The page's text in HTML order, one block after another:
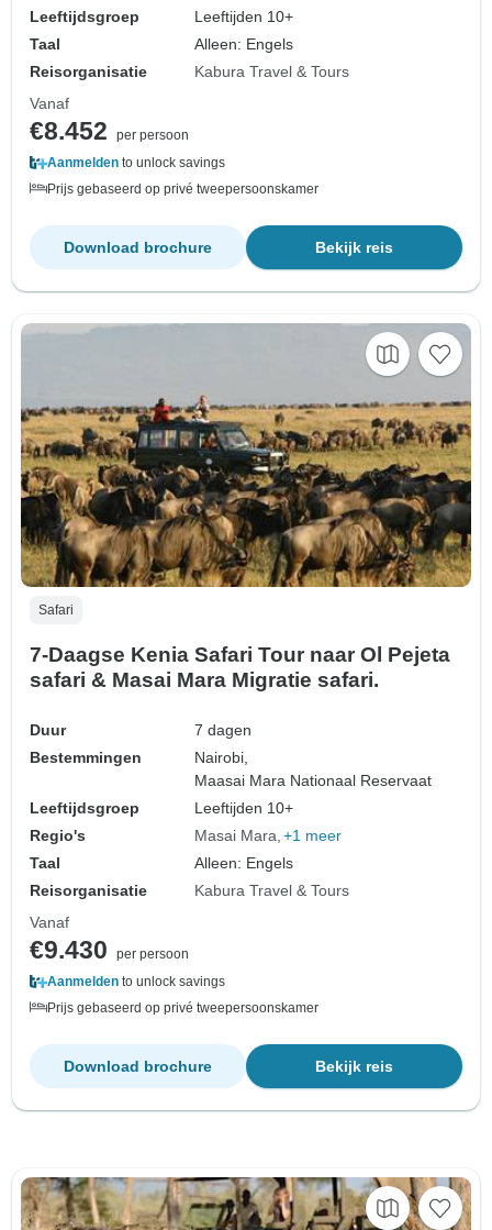
Leeftijdsgroep
Leeftijden 10+
Taal
Alleen: Engels
Reisorganisatie
Kabura Travel & Tours
Vanaf
€8.452
per persoon
Aanmelden to unlock savings
Prijs gebaseerd op privé tweepersoonskamer
Bekijk reis
Download brochure
Safari
7-Daagse Kenia Safari Tour naar Ol Pejeta
safari & Masai Mara Migratie safari.
Duur
7 dagen
Bestemmingen
Nairobi,
Maasai Mara Nationaal Reservaat
Leeftijdsgroep
Leeftijden 10+
Regio's
Masai Mara +1 meer
Taal
Alleen: Engels
Reisorganisatie
Kabura Travel & Tours
Vanaf
€9.430
per persoon
Aanmelden to unlock savings
Prijs gebaseerd op privé tweepersoonskamer
Bekijk reis
Download brochure